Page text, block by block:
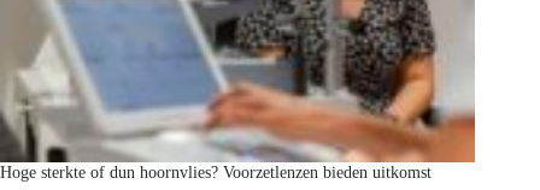
Hoge sterkte of dun hoornvlies? Voorzetlenzen bieden uitkomst